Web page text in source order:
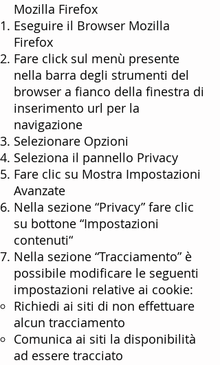
Mozilla Firefox
Eseguire il Browser Mozilla
Firefox
Fare click sul menù presente
nella barra degli strumenti del
browser a fianco della finestra di
inserimento url per la
navigazione
Selezionare Opzioni
Seleziona il pannello Privacy
Fare clic su Mostra Impostazioni
Avanzate
Nella sezione “Privacy” fare clic
su bottone “Impostazioni
contenuti“
Nella sezione “Tracciamento” è
possibile modificare le seguenti
impostazioni relative ai cookie:
Richiedi ai siti di non effettuare
alcun tracciamento
Comunica ai siti la disponibilità
ad essere tracciato